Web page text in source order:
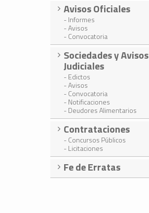
Avisos Oficiales
- Informes
- Avisos
- Convocatoria
Sociedades y Avisos
Judiciales
- Edictos
- Avisos
- Convocatoria
- Notificaciones
- Deudores Alimentarios
Contrataciones
- Concursos Públicos
- Licitaciones
Fe de Erratas